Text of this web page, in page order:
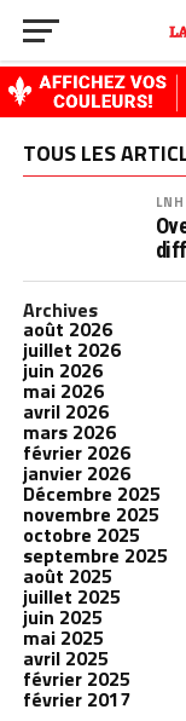
TOUS LES
LNH
Archives
août 2026
juillet 2026
juin 2026
mai 2026
avril 2026
mars 2026
février 2026
janvier 2026
Décembre 2025
novembre 2025
octobre 2025
septembre 2025
août 2025
juillet 2025
juin 2025
mai 2025
avril 2025
février 2025
février 2017